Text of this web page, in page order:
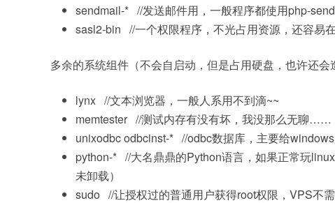
sendmail-* //发送邮件用，一般程序都使用php-
sasl2-bin //一个权限程序，不光占用资源，还容易
多余的系统组件（不会自启动，但是占用硬盘，也许还会
lynx //文本浏览器，一般人系用不到滴~~
memtester //测试内存有没有坏，我没那么无聊……
unixodbc odbcinst-* //odbc数据库，主要给
python-* //大名鼎鼎的Python语言，如果正常玩
未卸载）
sudo //让授权过的普通用户获得root权限，VPS不